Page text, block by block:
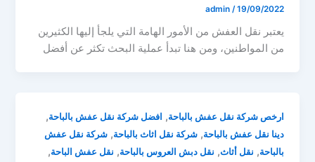
admin /19/09/2022
يعتبر نقل العفش من الأمور الهامة التي يلجأ إليها الكثيرين
من المواطنين، ومن هنا تبدأ عملية البحث تكثر عن أفضل
ارخص شركة نقل عفش بالباحة, افضل شركة نقل عفش بالباحة,
دينا نقل عفش بالباحة,شركة نقل اثاث بالباحة,شركة نقل عفش
بالباحة, نقل أثاث, نقل دبش العروس بالباحة, نقل عفش الباحة,